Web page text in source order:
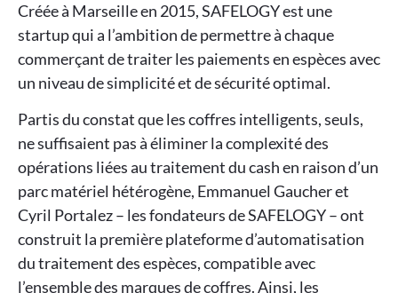
Créée à Marseille en 2015, SAFELOGY est une
startup qui a l’ambition de permettre à chaque
commerçant de traiter les paiements en espèces avec
un niveau de simplicité et de sécurité optimal.
Partis du constat que les coffres intelligents, seuls,
ne suffisaient pas à éliminer la complexité des
opérations liées au traitement du cash en raison d’un
parc matériel hétérogène, Emmanuel Gaucher et
Cyril Portalez – les fondateurs de SAFELOGY – ont
construit la première plateforme d’automatisation
du traitement des espèces, compatible avec
l’ensemble des marques de coffres. Ainsi, les